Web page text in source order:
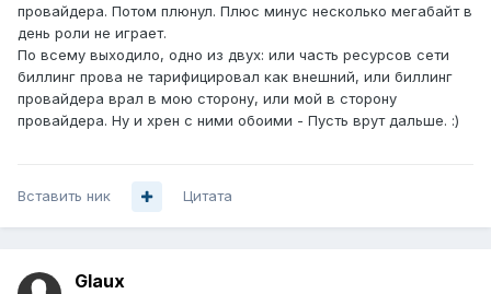
провайдера. Потом плюнул. Плюс минус несколько мегабайт в
день роли не играет.
По всему выходило, одно из двух: или часть ресурсов сети
биллинг прова не тарифицировал как внешний, или биллинг
провайдера врал в мою сторону, или мой в сторону
провайдера. Ну и хрен с ними обоими - Пусть врут дальше. :)
Вставить ник Цитата
Glaux